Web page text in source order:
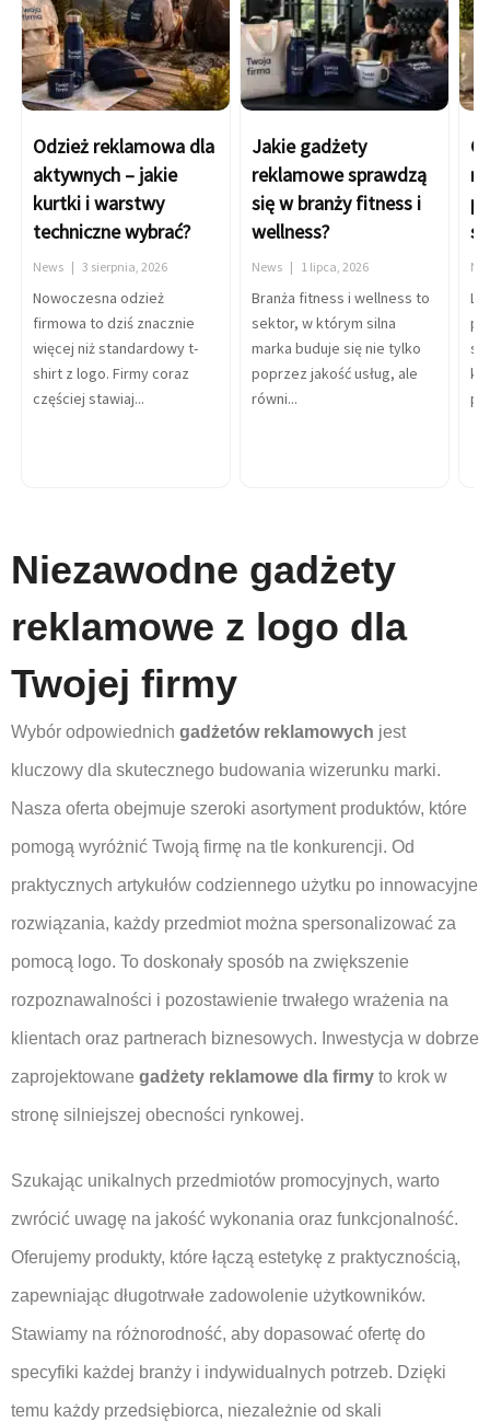
Odzież reklamowa dla
aktywnych – jakie
kurtki i warstwy
techniczne wybrać?
News 3 sierpnia, 2026
Nowoczesna odzież
firmowa to dziś znacznie
więcej niż standardowy t-
shirt z logo. Firmy coraz
częściej stawiaj...
Jakie gadżety
reklamowe sprawdzą
się w branży fitness i
wellness?
News 1 lipca, 2026
Branża fitness i wellness to
sektor, w którym silna
marka buduje się nie tylko
poprzez jakość usług, ale
równi...
Niezawodne gadżety
reklamowe z logo dla
Twojej firmy
Wybór odpowiednich gadżetów reklamowych jest
kluczowy dla skutecznego budowania wizerunku marki.
Nasza oferta obejmuje szeroki asortyment produktów, które
pomogą wyróżnić Twoją firmę na tle konkurencji. Od
praktycznych artykułów codziennego użytku po innowacyjne
rozwiązania, każdy przedmiot można spersonalizować za
pomocą logo. To doskonały sposób na zwiększenie
rozpoznawalności i pozostawienie trwałego wrażenia na
klientach oraz partnerach biznesowych. Inwestycja w dobrze
zaprojektowane gadżety reklamowe dla firmy to krok w
stronę silniejszej obecności rynkowej.
Szukając unikalnych przedmiotów promocyjnych, warto
zwrócić uwagę na jakość wykonania oraz funkcjonalność.
Oferujemy produkty, które łączą estetykę z praktycznością,
zapewniając długotrwałe zadowolenie użytkowników.
Stawiamy na różnorodność, aby dopasować ofertę do
specyfiki każdej branży i indywidualnych potrzeb. Dzięki
temu każdy przedsiębiorca, niezależnie od skali